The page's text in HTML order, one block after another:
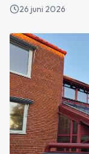
26 juni 2026